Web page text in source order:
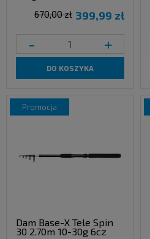
399,99 zł
670,00 zł
- +
DO KOSZYKA
Dam Base-X Tele Spin
30 2.70m 10-30g 6cz
promocja